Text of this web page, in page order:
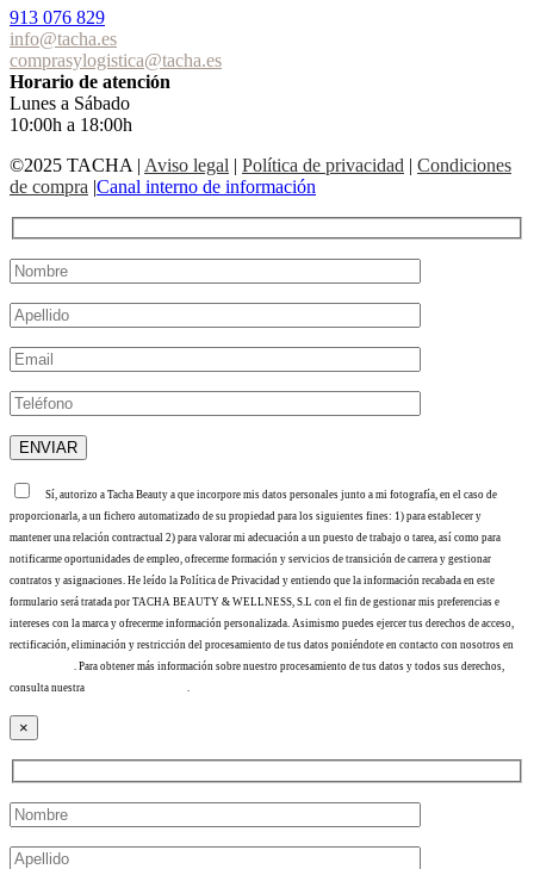
913 076 829
info@tacha.es
comprasylogistica@tacha.es
Horario de atención
Lunes a Sábado
10:00h a 18:00h
©2025 TACHA | Aviso legal | Política de privacidad | Condiciones
de compra |Canal interno de información
Sí, autorizo a Tacha Beauty a que incorpore mis datos personales junto a mi fotografía, en el caso de
proporcionarla, a un fichero automatizado de su propiedad para los siguientes fines: 1) para establecer y
mantener una relación contractual 2) para valorar mi adecuación a un puesto de trabajo o tarea, así como para
notificarme oportunidades de empleo, ofrecerme formación y servicios de transición de carrera y gestionar
contratos y asignaciones. He leído la Política de Privacidad y entiendo que la información recabada en este
formulario será tratada por TACHA BEAUTY & WELLNESS, S.L con el fin de gestionar mis preferencias e
intereses con la marca y ofrecerme información personalizada. Asimismo puedes ejercer tus derechos de acceso,
rectificación, eliminación y restricción del procesamiento de tus datos poniéndote en contacto con nosotros en
. Para obtener más información sobre nuestro procesamiento de tus datos y todos sus derechos,
consulta nuestra
.
×